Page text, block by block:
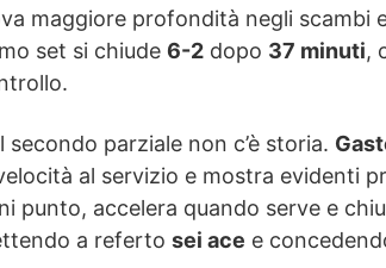
maggiore profondità negli scambi
set si chiude 6-2 dopo 37 minuti,
secondo parziale non c’è storia.
al servizio e mostra evidenti
punto, accelera quando serve e
a referto sei ace e